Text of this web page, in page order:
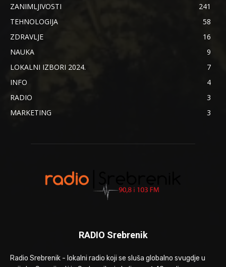
ZANIMLJIVOSTI
241
TEHNOLOGIJA
58
ZDRAVLJE
16
NAUKA
9
LOKALNI IZBORI 2024.
7
INFO
4
RADIO
3
MARKETING
3
RADIO Srebrenik
Radio Srebrenik - lokalni radio koji se sluša globalno svugdje u